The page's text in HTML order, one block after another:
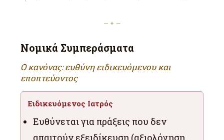
— ✦ —
Νομικά Συμπεράσματα
Ο κανόνας: ευθύνη ειδικευόμενου και
εποπτεύοντος
Ειδικευόμενος Ιατρός
Ευθύνεται για πράξεις που δεν
απαιτούν εξειδίκευση (αξιολόγηση